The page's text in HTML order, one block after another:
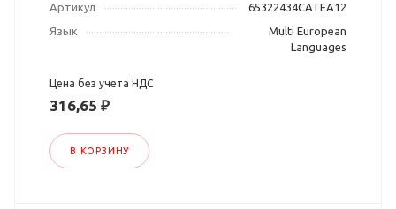
Артикул
65322434CATEA12
Язык
Multi European
Languages
Цена без учета НДС
316,65 ₽
В КОРЗИНУ